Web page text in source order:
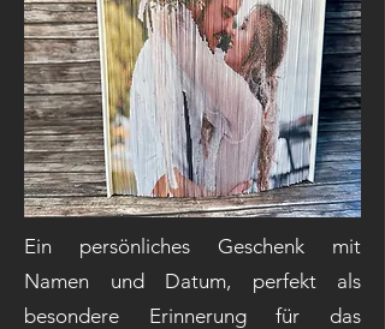
Ein persönliches Geschenk mit
Namen und Datum, perfekt als
besondere Erinnerung für das